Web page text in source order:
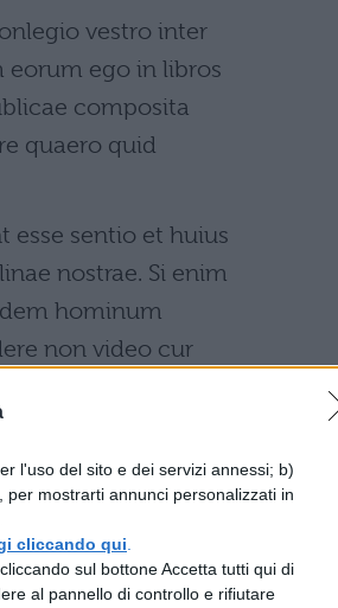
l'uso del sito e dei servizi annessi; b)
mostrarti annunci personalizzati in
cliccando qui
sul bottone Accetta tutti qui di
al pannello di controllo e rifiutare
vestro inter
eorum ego in libros
composita
quaero quid
esse sentio et huius
nostrae. Si enim
hominum
non video cur
un grave
- infatti
gli auspici furono